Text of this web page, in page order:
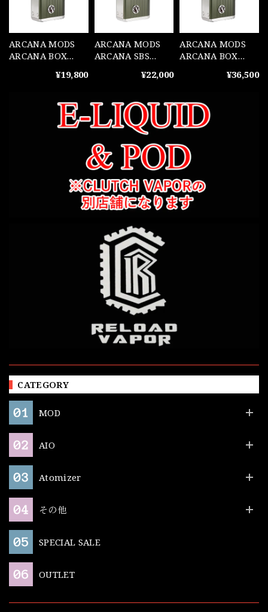
CATEGORY
MOD
AIO
Atomizer
その他
SPECIAL SALE
OUTLET
ARCANA MODS
ARCANA BOX
¥19,800
ARCANA MODS
ARCANA SBS
¥22,000
ARCANA MODS
ARCANA BOX
¥36,500